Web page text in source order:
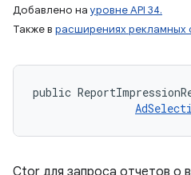
Добавлено науровне API 34.
Также в расширениях рекламных
public
Ctor для запроса отчетов о